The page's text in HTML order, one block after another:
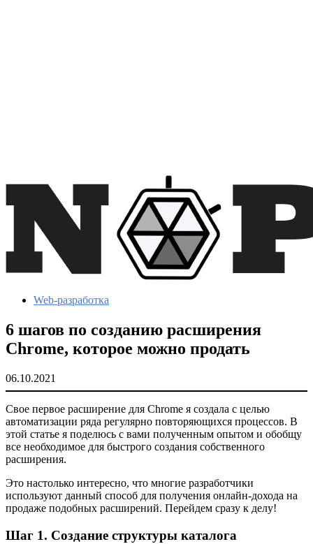
Web-разработка
6 шагов по созданию расширения
Chrome, которое можно продать
06.10.2021
Свое первое расширение для Chrome я создала с целью
автоматизации ряда регулярно повторяющихся процессов. В
этой статье я поделюсь с вами полученным опытом и обобщу
все необходимое для быстрого создания собственного
расширения.
Это настолько интересно, что многие разработчики
используют данный способ для получения онлайн-дохода на
продаже подобных расширений. Перейдем сразу к делу!
Шаг 1. Создание структуры каталога